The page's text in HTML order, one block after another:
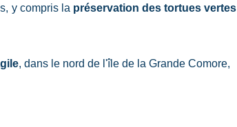
y compris la préservation des tortues vertes
, dans le nord de l'île de la Grande Comore,